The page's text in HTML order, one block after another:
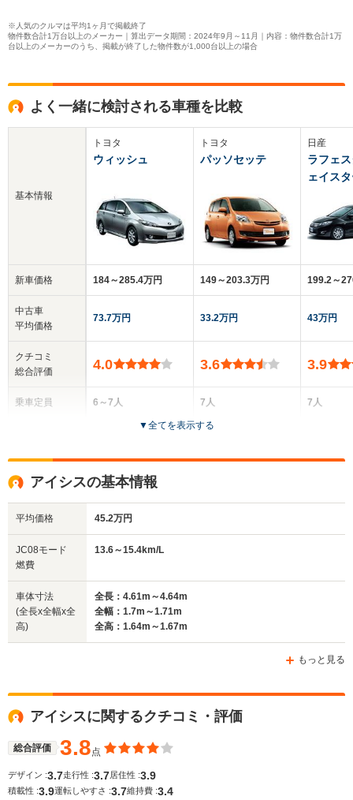
※人気のクルマは平均1ヶ月で掲載終了
物件数合計1万台以上のメーカー｜算出データ期間：2024年9月～11月｜内容：物件数合計1万
台以上のメーカーのうち、掲載が終了した物件数が1,000台以上の場合
よく一緒に検討される車種を比較
基本情報
新車価格
中古車
平均価格
クチコミ
総合評価
乗車定員
サイズ
(全長x全幅x全高)
WLTCモード
燃費
トヨタ
ウィッシュ
184～285.4万円
73.7万円
4.0
6～7人
全高
1.59m～1.6m
全幅
1.7m～1.76m
トヨタ
パッソセッテ
149～203.3万円
33.2万円
3.6
7人
5ドア
日産
ラフェ
ェイス
199.2～
43万円
3.9
7人
▼全てを表示する
アイシスの基本情報
平均価格 45.2万円
JC08モード
燃費
13.6～15.4km/L
車体寸法
(全長x全幅x全
高)
全長：4.61m～4.64m
全幅：1.7m～1.71m
全高：1.64m～1.67m
もっと見る
アイシスに関するクチコミ・評価
総合評価 3.8点
デザイン :3.7走行性 :3.7 居住性 :3.9
積載性 :3.9運転しやすさ :3.7維持費 :3.4